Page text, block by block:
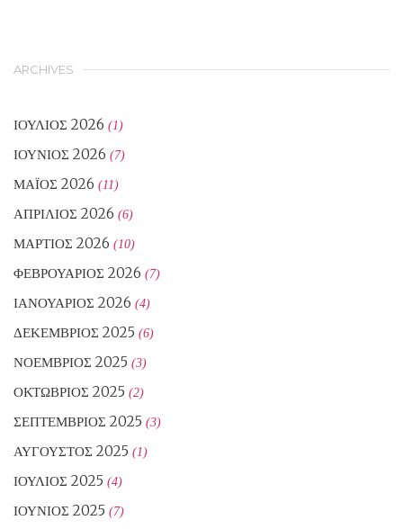
ARCHIVES
ΙΟΎΛΙΟΣ 2026 (1)
ΙΟΎΝΙΟΣ 2026 (7)
ΜΆΙΟΣ 2026 (11)
ΑΠΡΊΛΙΟΣ 2026 (6)
ΜΆΡΤΙΟΣ 2026 (10)
ΦΕΒΡΟΥΆΡΙΟΣ 2026 (7)
ΙΑΝΟΥΆΡΙΟΣ 2026 (4)
ΔΕΚΈΜΒΡΙΟΣ 2025 (6)
ΝΟΈΜΒΡΙΟΣ 2025 (3)
ΟΚΤΏΒΡΙΟΣ 2025 (2)
ΣΕΠΤΈΜΒΡΙΟΣ 2025 (3)
ΑΎΓΟΥΣΤΟΣ 2025 (1)
ΙΟΎΛΙΟΣ 2025 (4)
ΙΟΎΝΙΟΣ 2025 (7)